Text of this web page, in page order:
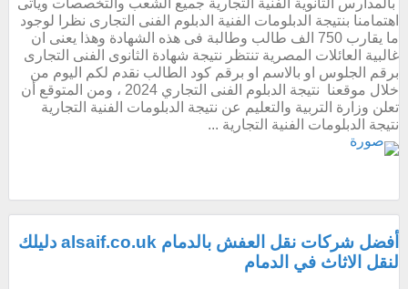
بالمدارس الثانوية الفنية التجارية جميع الشعب والتخصصات ويأتى
اهتمامنا بنتيجة الدبلومات الفنية الدبلوم الفنى التجارى نظرا لوجود
ما يقارب 750 الف طالب وطالبة فى هذه الشهادة وهذا يعنى ان
غالبية العائلات المصرية تنتظر نتيجة شهادة الثانوى الفنى التجارى
برقم الجلوس او بالاسم او برقم كود الطالب نقدم لكم اليوم من
خلال موقعنا نتيجة الدبلوم الفنى التجاري 2024 ، ومن المتوقع أن
تعلن وزارة التربية والتعليم عن نتيجة الدبلومات الفنية التجارية
نتيجة الدبلومات الفنية التجارية ...
أفضل شركات نقل العفش بالدمام alsaif.co.uk دليلك
لنقل الاثاث في الدمام